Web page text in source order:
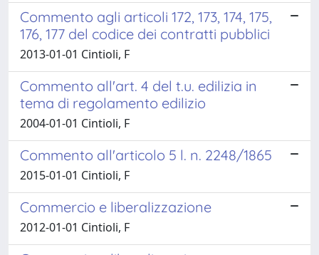
Commento agli articoli 172, 173, 174, 175,
176, 177 del codice dei contratti pubblici
2013-01-01 Cintioli, F
Commento all'art. 4 del t.u. edilizia in
tema di regolamento edilizio
2004-01-01 Cintioli, F
Commento all'articolo 5 l. n. 2248/1865
2015-01-01 Cintioli, F
Commercio e liberalizzazione
2012-01-01 Cintioli, F